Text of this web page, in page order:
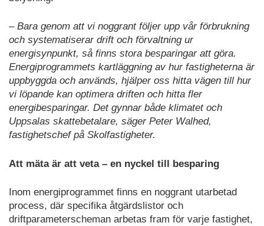
– Bara genom att vi noggrant följer upp vår förbrukning
och systematiserar drift och förvaltning ur
energisynpunkt, så finns stora besparingar att göra.
Energiprogrammets kartläggning av hur fastigheterna är
uppbyggda och används, hjälper oss hitta vägen till hur
vi löpande kan optimera driften och hitta fler
energibesparingar. Det gynnar både klimatet och
Uppsalas skattebetalare, säger Peter Walhed,
fastighetschef på Skolfastigheter.
Att mäta är att veta – en nyckel till besparing
Inom energiprogrammet finns en noggrant utarbetad
process, där specifika åtgärdslistor och
driftparameterscheman arbetas fram för varje fastighet,